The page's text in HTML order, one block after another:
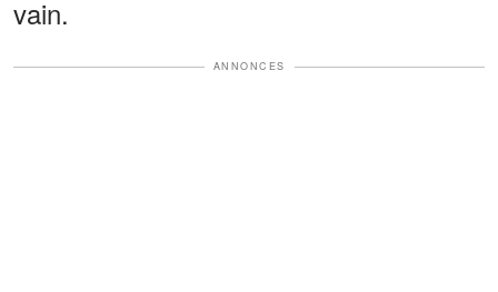
vain.
ANNONCES